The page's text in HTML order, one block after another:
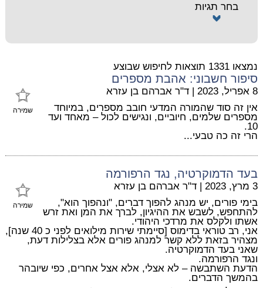
בחר תגיות
נמצאו 1331 תוצאות לחיפוש שבוצע
סיפור חשבוני: אהבת מספרים
שמירה
8 אפריל, 2023 | ד"ר אברהם בן עזרא
אין זה סוד שהמורה המדעי חובב מספרים, במיוחד
מספרים שלמים, חיוביים, ונגישים לכול – מאחד ועד
10.
הרי זה כה טבעי...
בעד הדמוקרטיה, נגד הרפורמה
שמירה
3 מרץ, 2023 | ד"ר אברהם בן עזרא
בימי פורים, יש מנהג להפוך דברים, "ונהפוך הוא",
להתחפש, לשבש את ההיגיון, לברך את המן ואת זרש
אשתו ולקלס את מרדכי היהודי.
אני, רב טוראי בדימוס [סיימתי שירות מילואים לפני כ 40 שנה],
מצהיר בזאת ללא קשר למנהג פורים אלא בצלילות דעת,
שאני בעד הדמוקרטיה.
ונגד הרפורמה.
הדעת השתבשה – לא אצלי, אלא אצל אחרים, כפי שיובהר
בהמשך הדברים.